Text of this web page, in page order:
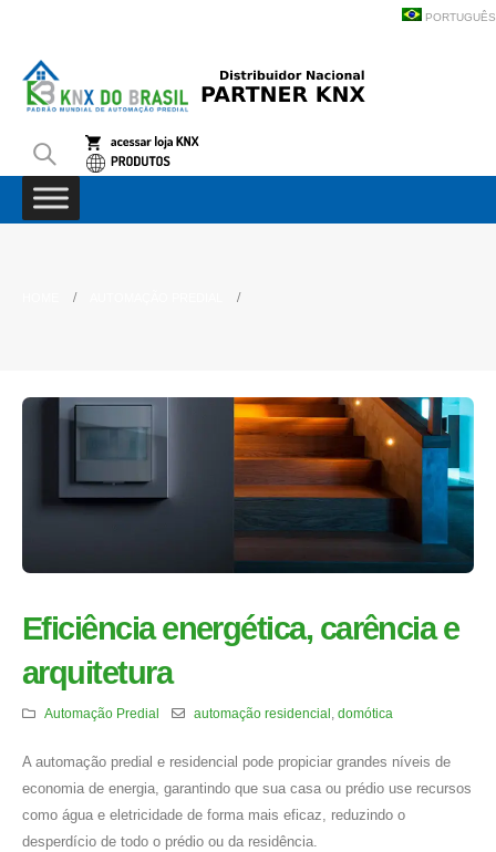
PORTUGUÊS
Eficiência energética, carência e
arquitetura
Automação Predial automação residencial ,domótica
A automação predial e residencial pode propiciar grandes níveis de
economia de energia, garantindo que sua casa ou prédio use recursos
como água e eletricidade de forma mais eficaz, reduzindo o
desperdício de todo o prédio ou da residência.